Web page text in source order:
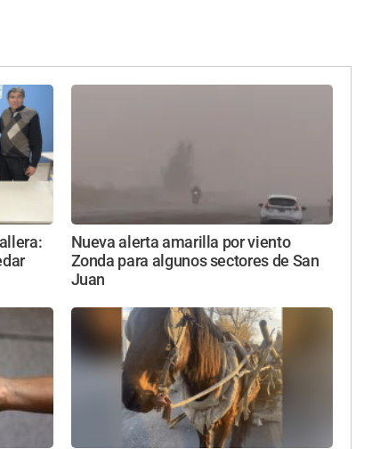
Nueva alerta amarilla por viento
Zonda para algunos sectores de San
Juan